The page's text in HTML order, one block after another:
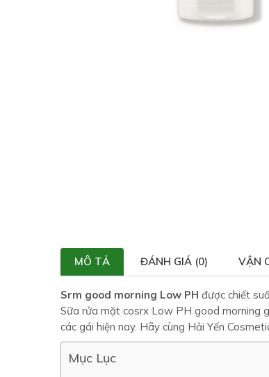
MÔ TẢ ĐÁNH GIÁ (0) VẬN
Srm good morning Low PH được chiết
Sữa rửa mặt cosrx Low PH good morning
các gái hiện nay. Hãy cùng Hải Yến
Mục Lục